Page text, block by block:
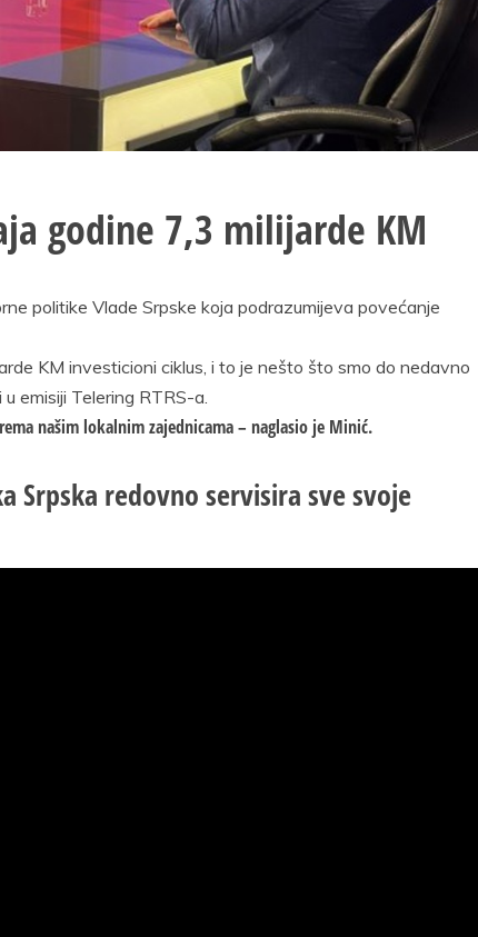
godine 7,3 milijarde KM
politike Vlade Srpske koja podrazumijeva povećanje
KM investicioni ciklus, i to je nešto što smo do nedavno
emisiji Telering RTRS-a.
našim lokalnim zajednicama – naglasio je Minić.
Srpska redovno servisira sve svoje